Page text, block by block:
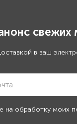
свежих
в ваш
на обработку моих